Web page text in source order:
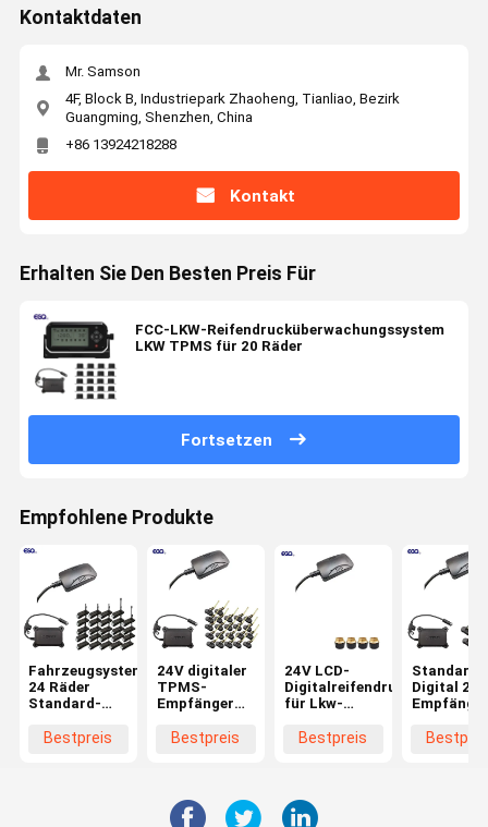
Kontaktdaten
Mr. Samson
4F, Block B, Industriepark Zhaoheng, Tianliao, Bezirk
Guangming, Shenzhen, China
+86 13924218288
Kontakt
Erhalten Sie Den Besten Preis Für
FCC-LKW-Reifendrucküberwachungssystem
LKW TPMS für 20 Räder
Fortsetzen
Empfohlene Produkte
Fahrzeugsystemintegration
24 Räder
Standard-
232 Digitaler
Bestpreis
24V digitaler
TPMS-
Empfänger
Anhänger 22
Bestpreis
24V LCD-
Digitalreifendruckempfänger
für Lkw-
Systeme
Bestpreis
Standard
Digital 232
Empfänger
LKW